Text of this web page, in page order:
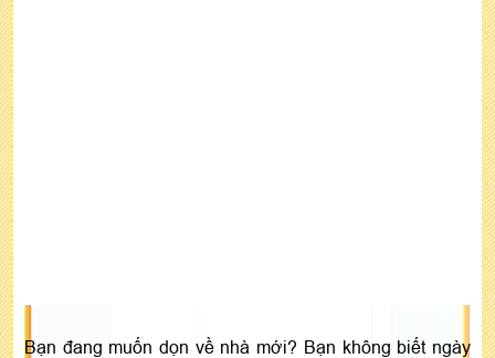
Bạn đang muốn dọn về nhà mới? Bạn không biết ngày